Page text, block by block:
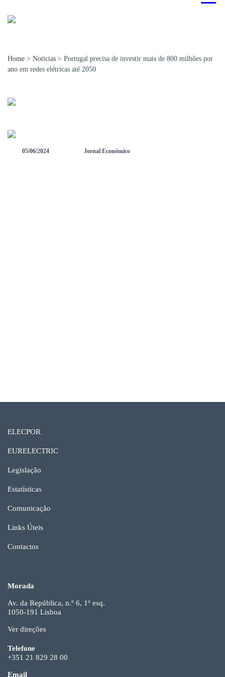
Home > Noticias > Portugal precisa de investir mais de 800 milhões por
ano em redes elétricas até 2050
05/06/2024 Jornal Económico
ELECPOR
EURELECTRIC
Legislação
Estatísticas
Comunicação
Links Úteis
Contactos
Morada
Av. da República, n.º 6, 1º esq.
1050-191 Lisboa
Ver direções
Telefone
+351 21 829 28 00
Email